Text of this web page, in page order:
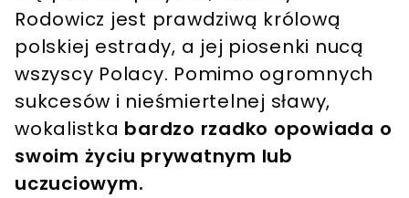
Rodowicz jest prawdziwą królową
polskiej estrady, a jej piosenki nucą
wszyscy Polacy. Pomimo ogromnych
sukcesów i nieśmiertelnej sławy,
wokalistka bardzo rzadko opowiada o
swoim życiu prywatnym lub
uczuciowym.